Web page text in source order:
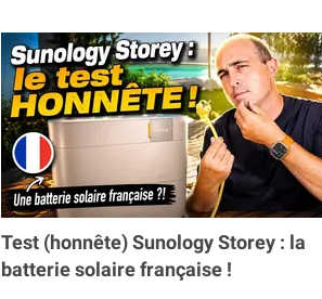
Test (honnête) Sunology Storey : la
batterie solaire française !